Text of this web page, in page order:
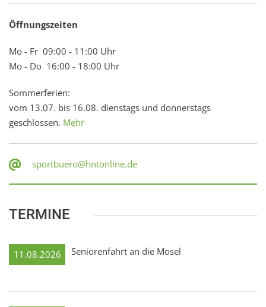
Öffnungszeiten
Mo - Fr 09:00 - 11:00 Uhr
Mo - Do 16:00 - 18:00 Uhr
Sommerferien:
vom 13.07. bis 16.08. dienstags und donnerstags
geschlossen. Mehr
sportbuero@hntonline.de
TERMINE
11.08.2026 Seniorenfahrt an die Mosel